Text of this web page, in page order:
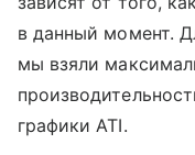
в данный момент.
мы взяли
графики ATI.